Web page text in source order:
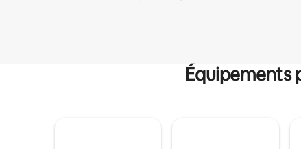
Équipements